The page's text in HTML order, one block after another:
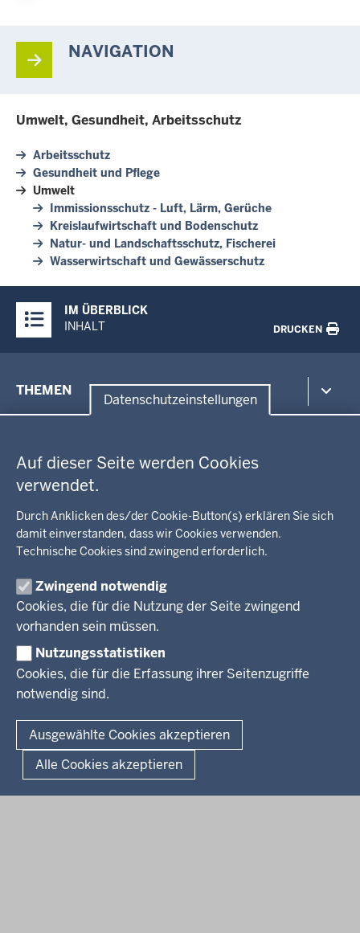
Datenschutzeinstellungen
Auf dieser Seite werden Cookies
verwendet.
Durch Anklicken des/der Cookie-Button(s) erklären Sie sich
damit einverstanden, dass wir Cookies verwenden.
Technische Cookies sind zwingend erforderlich.
Zwingend notwendig
Cookies, die für die Nutzung der Seite zwingend
vorhanden sein müssen.
Nutzungsstatistiken
Cookies, die für die Erfassung ihrer Seitenzugriffe
notwendig sind.
Ausgewählte Cookies akzeptieren
Alle Cookies akzeptieren
NAVIGATION
Umwelt, Gesundheit, Arbeitsschutz
Arbeitsschutz
Gesundheit und Pflege
Umwelt
Immissionsschutz - Luft, Lärm, Gerüche
Kreislaufwirtschaft und Bodenschutz
Natur- und Landschaftsschutz, Fischerei
Wasserwirtschaft und Gewässerschutz
Inhalte
IM ÜBERBLICK
INHALT
DRUCKEN
der
THEMEN
Kommunalaufsicht, Planung, Verkehr
Energie, Bergbau
Recht, Ordnung
Integration, Migration
Behördenleitung
Regierungsbezirk
KARRIERE
Stellenausschreibungen
Pressestelle
Social Media
BEKANNTMACHUNGEN
Amtsblatt
© 2026 Bezirksregierung Arnsberg
Fußzeile
Impressum Datenschutz Barrierefreiheit
Kurzlink zu dieser Seite